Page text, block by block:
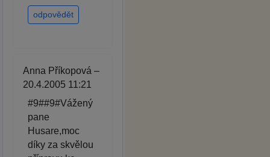
odpovědět
Anna Příkopová –
20.4.2005 11:21
#9##9#Vážený
pane
Husare,moc
díky za skvělou